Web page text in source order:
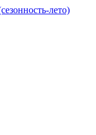
лето)